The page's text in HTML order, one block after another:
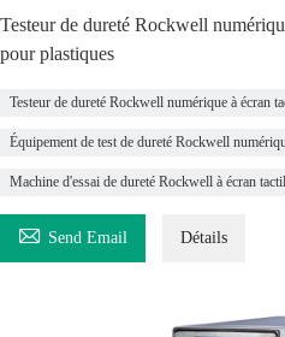
Testeur de dureté Rockwell
pour plastiques
Testeur de dureté Rockwell numérique à écran
Équipement de test de dureté Rockwell
Machine d'essai de dureté Rockwell à écran
 Send Email Détails